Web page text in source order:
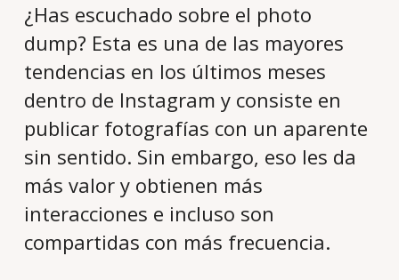
¿Has escuchado sobre el photo
dump? Esta es una de las mayores
tendencias en los últimos meses
dentro de Instagram y consiste en
publicar fotografías con un aparente
sin sentido. Sin embargo, eso les da
más valor y obtienen más
interacciones e incluso son
compartidas con más frecuencia.